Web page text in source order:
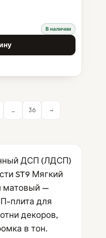
В наличии
… 36 →
ДСП (ЛДСП)
ST9 Мягкий
матовый —
плита для
декоров,
в тон.